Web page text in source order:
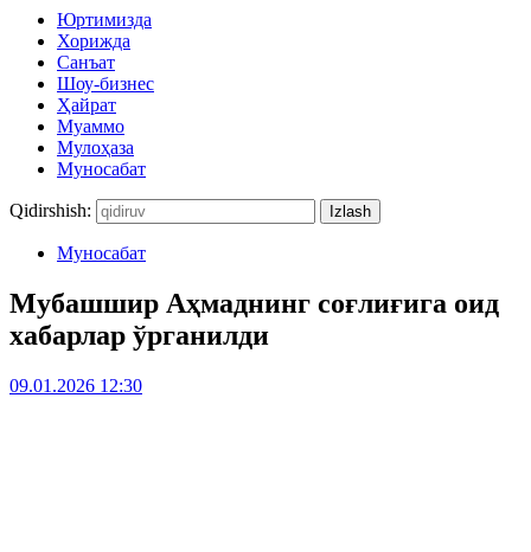
Юртимизда
Хорижда
Санъат
Шоу-бизнес
Ҳайрат
Муаммо
Мулоҳаза
Муносабат
Qidirshish:
Муносабат
Мубашшир Аҳмаднинг соғлиғига оид
хабарлар ўрганилди
09.01.2026 12:30